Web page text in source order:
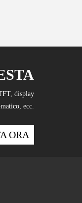
display
ecc.
ORA